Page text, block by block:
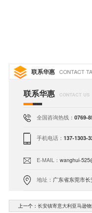
联系华惠 CONTACT
联系华惠 CONTACT US
全国咨询热线：0769-
手机电话：137-1303-
E-MAIL：wanghui-
地址： 广东省东莞市
上一个： 长安镇寄意大利亚马逊